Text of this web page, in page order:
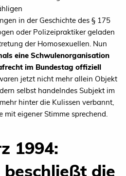
in der Geschichte des § 175
oder Polizeipraktiker geladen
der Homosexuellen. Nun
eine Schwulenorganisation
im Bundestag offiziell
jetzt nicht mehr allein Objekt
selbst handelndes Subjekt im
hinter die Kulissen verbannt,
mit eigener Stimme sprechend.
1994:
die